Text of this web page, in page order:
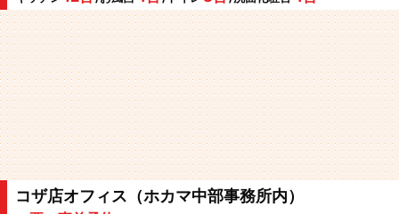
コザ店オフィス（ホカマ中部事務所内）